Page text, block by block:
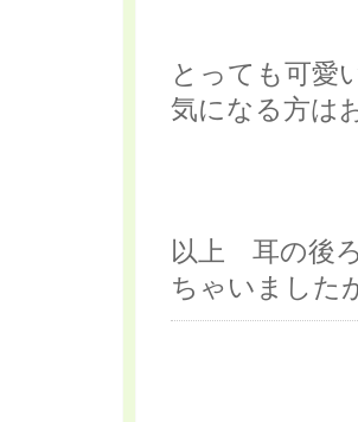
とっても可愛
気になる方は
以上 耳の後
ちゃいました